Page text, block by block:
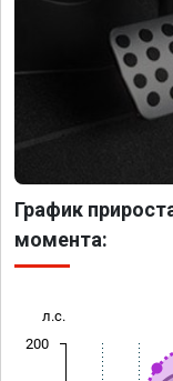
График
момента:
л.с.
200